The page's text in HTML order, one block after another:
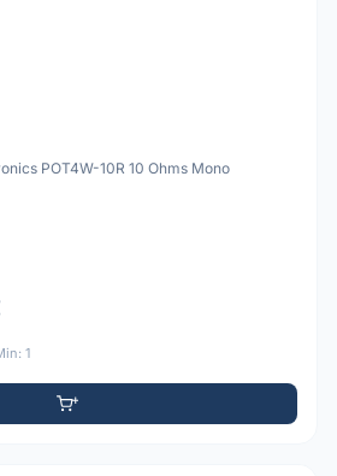
POT4W-10R 10 Ohms Mono
1